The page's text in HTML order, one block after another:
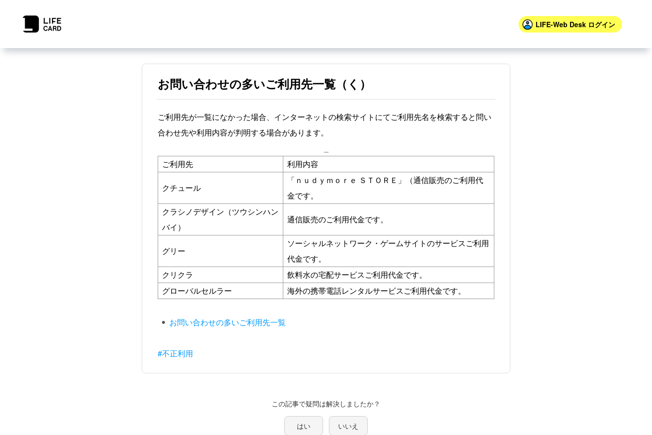
LIFE-Web Desk ログイン
お問い合わせの多いご利用先一覧（く）
ご利用先が一覧になかった場合、インターネットの検索サイトにてご利用先名を検索すると問い
合わせ先や利用内容が判明する場合があります。
ご利用先
利用内容
クチュール
「ｎｕｄｙｍｏｒｅ ＳＴＯＲＥ」（通信販売のご利用代
金です。
クラシノデザイン（ツウシンハン
バイ）
通信販売のご利用代金です。
グリー
ソーシャルネットワーク・ゲームサイトのサービスご利用
代金です。
クリクラ
飲料水の宅配サービスご利用代金です。
グローバルセルラー
海外の携帯電話レンタルサービスご利用代金です。
お問い合わせの多いご利用先一覧
#不正利用
この記事で疑問は解決しましたか？
はい いいえ